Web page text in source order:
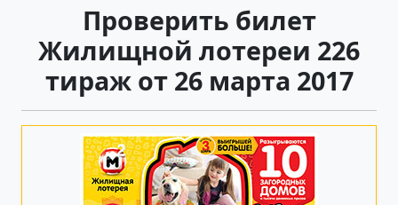
Проверить билет
Жилищной лотереи 226
тираж от 26 марта 2017